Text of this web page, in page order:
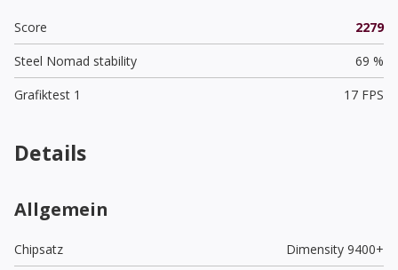
Score
2279
Steel Nomad stability
69 %
Grafiktest 1
17 FPS
Details
Allgemein
Chipsatz
Dimensity 9400+